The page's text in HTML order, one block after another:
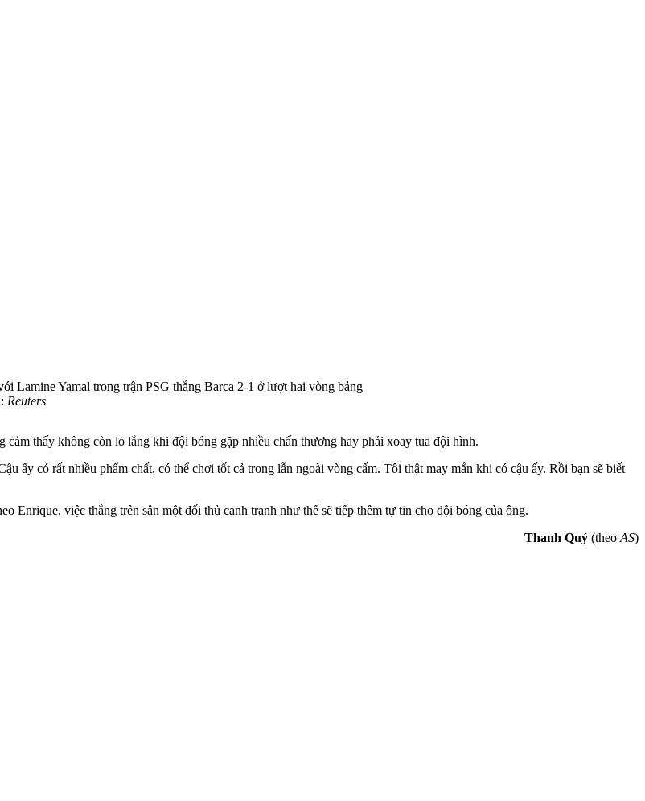
Lamine Yamal trong trận PSG thắng Barca 2-1 ở lượt hai vòng bảng
Reuters
thấy không còn lo lắng khi đội bóng gặp nhiều chấn thương hay phải xoay tua đội hình.
ấy có rất nhiều phẩm chất, có thể chơi tốt cả trong lẫn ngoài vòng cấm. Tôi thật may mắn khi có cậu ấy. Rồi bạn sẽ biết
Enrique, việc thắng trên sân một đối thủ cạnh tranh như thế sẽ tiếp thêm tự tin cho đội bóng của ông.
Thanh Quý (theo AS)